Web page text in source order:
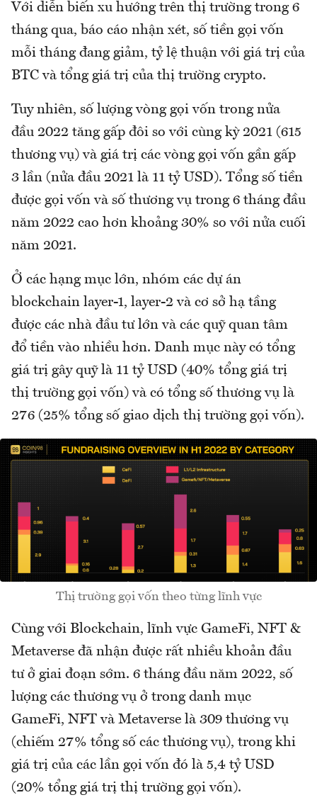
Với diễn biến xu hướng trên thị trường trong 6
tháng qua, báo cáo nhận xét, số tiền gọi vốn
mỗi tháng đang giảm, tỷ lệ thuận với giá trị của
BTC và tổng giá trị của thị trường crypto.
Tuy nhiên, số lượng vòng gọi vốn trong nửa
đầu 2022 tăng gấp đôi so với cùng kỳ 2021 (615
thương vụ) và giá trị các vòng gọi vốn gần gấp
3 lần (nửa đầu 2021 là 11 tỷ USD). Tổng số tiền
được gọi vốn và số thương vụ trong 6 tháng đầu
năm 2022 cao hơn khoảng 30% so với nửa cuối
năm 2021.
Ở các hạng mục lớn, nhóm các dự án
blockchain layer-1, layer-2 và cơ sở hạ tầng
được các nhà đầu tư lớn và các quỹ quan tâm
đổ tiền vào nhiều hơn. Danh mục này có tổng
giá trị gây quỹ là 11 tỷ USD (40% tổng giá trị
thị trường gọi vốn) và có tổng số thương vụ là
276 (25% tổng số giao dịch thị trường gọi vốn).
Thị trường gọi vốn theo từng lĩnh vực
Cùng với Blockchain, lĩnh vực GameFi, NFT &
Metaverse đã nhận được rất nhiều khoản đầu
tư ở giai đoạn sớm. 6 tháng đầu năm 2022, số
lượng các thương vụ ở trong danh mục
GameFi, NFT và Metaverse là 309 thương vụ
(chiếm 27% tổng số các thương vụ), trong khi
giá trị của các lần gọi vốn đó là 5,4 tỷ USD
(20% tổng giá trị thị trường gọi vốn).